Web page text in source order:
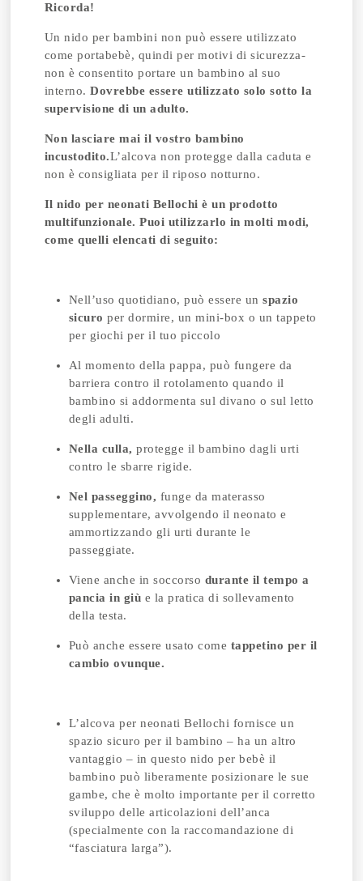
Ricorda!
Un nido per bambini non può essere utilizzato
come portabebè, quindi per motivi di sicurezza-
non è consentito portare un bambino al suo
interno. Dovrebbe essere utilizzato solo sotto la
supervisione di un adulto.
Non lasciare mai il vostro bambino
incustodito.L’alcova non protegge dalla caduta e
non è consigliata per il riposo notturno.
Il nido per neonati Bellochi è un prodotto
multifunzionale.Puoi utilizzarlo in molti modi,
come quelli elencati di seguito:
Nell’uso quotidiano, può essere un spazio
sicuro per dormire, un mini-box o un tappeto
per giochi per il tuo piccolo
Al momento della pappa, può fungere da
barriera contro il rotolamento quando il
bambino si addormenta sul divano o sul letto
degli adulti.
Nella culla, protegge il bambino dagli urti
contro le sbarre rigide.
Nel passeggino, funge da materasso
supplementare, avvolgendo il neonato e
ammortizzando gli urti durante le
passeggiate.
Viene anche in soccorso durante il tempo a
pancia in giù e la pratica di sollevamento
della testa.
Può anche essere usato come tappetino per il
cambio ovunque.
L’alcova per neonati Bellochi fornisce un
spazio sicuro per il bambino – ha un altro
vantaggio – in questo nido per bebè il
bambino può liberamente posizionare le sue
gambe, che è molto importante per il corretto
sviluppo delle articolazioni dell’anca
(specialmente con la raccomandazione di
“fasciatura larga”).